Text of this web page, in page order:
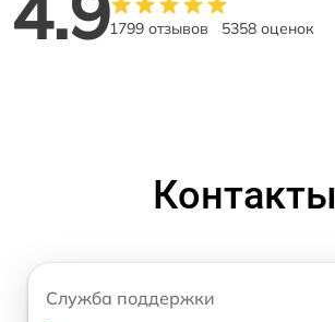
1799 отзывов 5358 оценок
Контакты
Служба поддержки